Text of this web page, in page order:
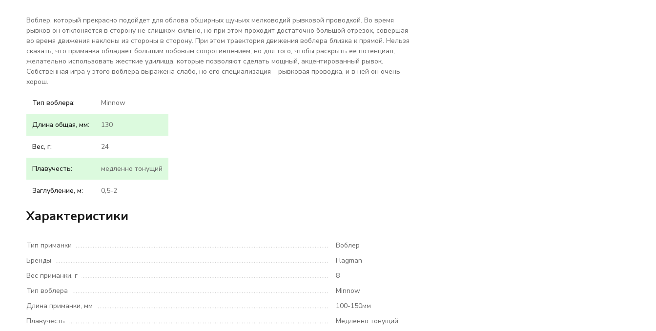
Воблер, который прекрасно подойдет для облова обширных щучьих мелководий рывковой проводкой. Во время
рывков он отклоняется в сторону не слишком сильно, но при этом проходит достаточно большой отрезок, совершая
во время движения наклоны из стороны в сторону. При этом траектория движения воблера близка к прямой. Нельзя
сказать, что приманка обладает большим лобовым сопротивлением, но для того, чтобы раскрыть ее потенциал,
желательно использовать жесткие удилища, которые позволяют сделать мощный, акцентированный рывок.
Собственная игра у этого воблера выражена слабо, но его специализация – рывковая проводка, и в ней он очень
хорош.
Тип воблера: Minnow
Длина общая, мм: 130
Вес, г: 24
Плавучесть: медленно тонущий
Заглубление, м: 0,5-2
Характеристики
Тип приманки
Воблер
Бренды
Flagman
Вес приманки, г
8
Тип воблера
Minnow
Длина приманки, мм
100-150мм
Плавучесть
Медленно тонущий